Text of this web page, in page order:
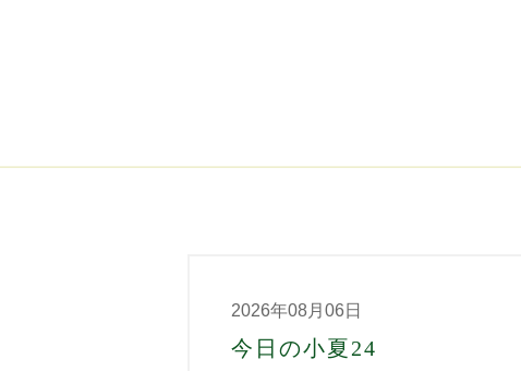
2026年08月06日
今日の小夏24